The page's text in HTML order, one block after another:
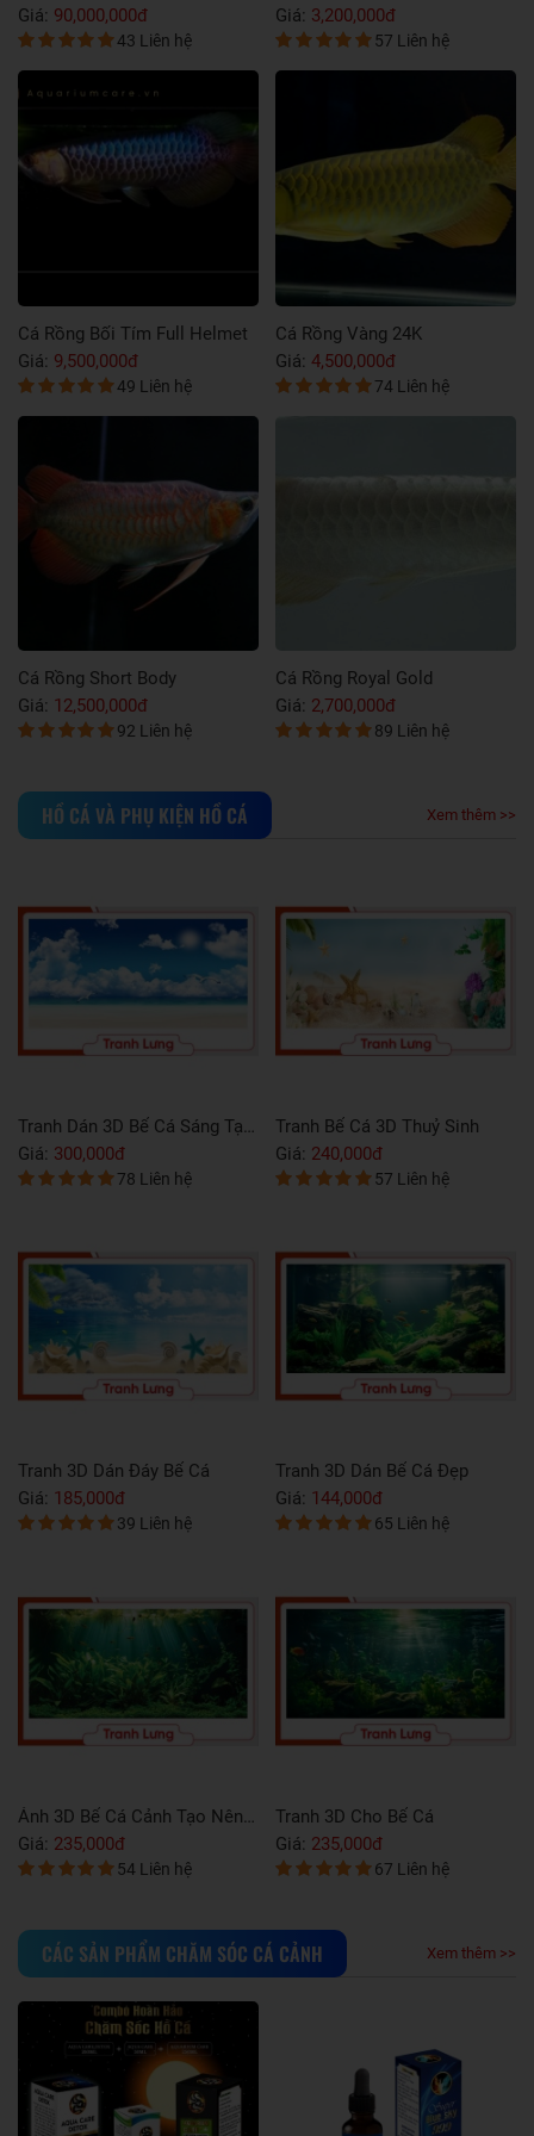
Giá:6,800,000đ
63 Liên hệ
Giá:8,900,000đ
57 Liên hệ
Cá Rồng Huyết Long Size Nhỏ
Giá:5,500,000đ
72 Liên hệ
Cá Rồng Huyết Long
Giá:5,500,000đ
59 Liên hệ
Cá Rồng Golden Red
Giá:7,900,000đ
72 Liên hệ
Cá Rồng Orange Red
Giá:7,500,000đ
53 Liên hệ
HỒ CÁ VÀ PHỤ KIỆN HỒ CÁ Xem thêm >>
Sinh
hệ
Cá Đẹp
hệ
Cá
hệ
Tranh 3D Bể Cá Rồng Nghệ Thuật Và Ý Nghĩa
87 Liên hệ
Tranh 3D Bể Cá
Giấy Dán Hồ Cá 3D
82 Liên hệ
Tranh 3D Hồ Cá
Tranh 3D Dán Bể Cá Cảnh Tạo Nên Không Gian Sống Động
49 Liên hệ
Mẫu Tranh 3D Bể
CÁC SẢN PHẨM CHĂM SÓC CÁ CẢNH Xem thêm >>